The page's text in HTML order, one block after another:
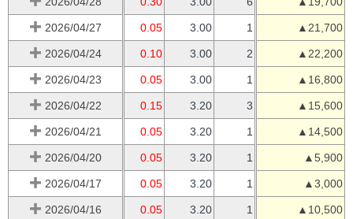
2026/04/27 0.05 3.00 1 ▲21,700
2026/04/24 0.10 3.00 2 ▲22,200
2026/04/23 0.05 3.00 1 ▲16,800
2026/04/22 0.15 3.20 3 ▲15,600
2026/04/21 0.05 3.20 1 ▲14,500
2026/04/20 0.05 3.20 1 ▲5,900
2026/04/17 0.05 3.20 1 ▲3,000
2026/04/16 0.05 3.20 1 ▲10,500